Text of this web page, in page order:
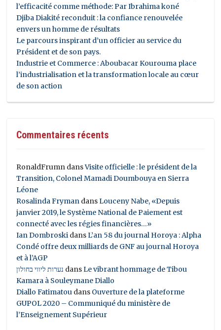
l’efficacité comme méthode: Par Ibrahima koné
Djiba Diakité reconduit : la confiance renouvelée
envers un homme de résultats
Le parcours inspirant d’un officier au service du
Président et de son pays.
Industrie et Commerce : Aboubacar Kourouma place
l’industrialisation et la transformation locale au cœur
de son action
Commentaires récents
RonaldFrumn dansVisite officielle : le président de la
Transition, Colonel Mamadi Doumbouya en Sierra
Léone
Rosalinda Fryman dansLouceny Nabe, «Depuis
janvier 2019, le Système National de Paiement est
connecté avec les régies financières…»
Ian Dombroski dansL’an 58 du journal Horoya : Alpha
Condé offre deux milliards de GNF au journal Horoya
et à l’AGP
נערות ליווי בחולון dansLe vibrant hommage de Tibou
Kamara à Souleymane Diallo
Diallo Fatimatou dans Ouverture de la plateforme
GUPOL 2020 – Communiqué du ministère de
l’Enseignement Supérieur